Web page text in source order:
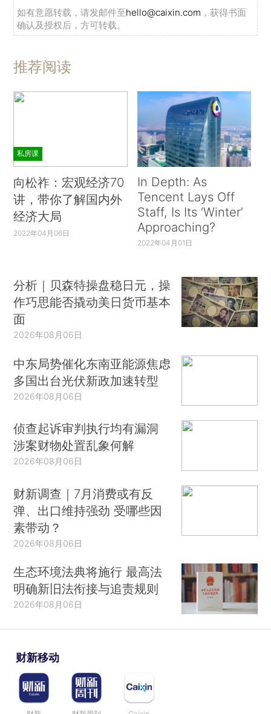
如有意愿转载，请发邮件至hello@caixin.com ，获得书面
确认及授权后，方可转载。
推荐阅读
私房课
向松祚：宏观经济70
讲，带你了解国内外
经济大局
2022年04月06日
In Depth: As
Tencent Lays Off
Staff, Is Its ‘Winter’
Approaching?
2022年04月01日
分析｜贝森特操盘稳日元，操
作巧思能否撬动美日货币基本
面
2026年08月06日
中东局势催化东南亚能源焦虑
多国出台光伏新政加速转型
2026年08月06日
侦查起诉审判执行均有漏洞
涉案财物处置乱象何解
2026年08月06日
财新调查｜7月消费或有反
弹、出口维持强劲 受哪些因
素带动？
2026年08月06日
生态环境法典将施行 最高法
明确新旧法衔接与追责规则
2026年08月06日
财新移动